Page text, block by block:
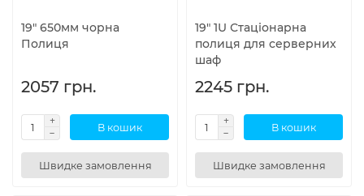
19" 650мм чорна
Полиця
2057 грн.
В кошик
Швидке замовлення
19″ 1U Стаціонарна
полиця для серверних
шаф
2245 грн.
В кошик
Швидке замовлення